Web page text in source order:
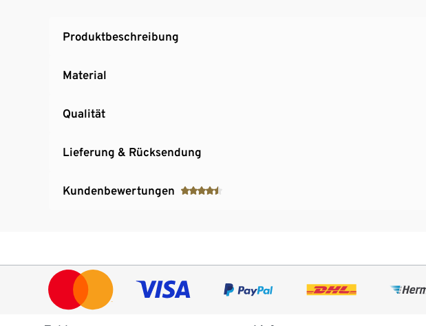
Produktbeschreibung
Material
Qualität
Lieferung & Rücksendung
Kundenbewertungen